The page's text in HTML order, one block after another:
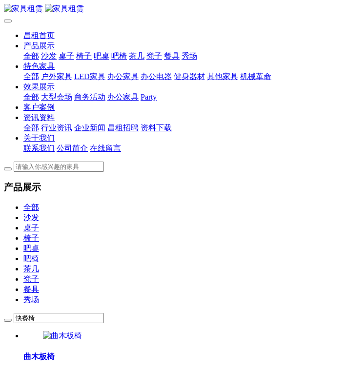
昌租首页
产品展示
全部 沙发 桌子 椅子 吧桌 吧椅 茶几 凳子 餐具 秀场
特色家具
全部 户外家具 LED家具 办公家具 办公电器 健身器材 其他家具 机械革命
效果展示
全部 大型会场 商务活动 办公家具 Party
客户案例
资讯资料
全部 行业资讯 企业新闻 昌租招聘 资料下载
关于我们
联系我们 公司简介 在线留言
产品展示
全部
沙发
桌子
椅子
吧桌
吧椅
茶几
凳子
餐具
秀场
曲木板椅